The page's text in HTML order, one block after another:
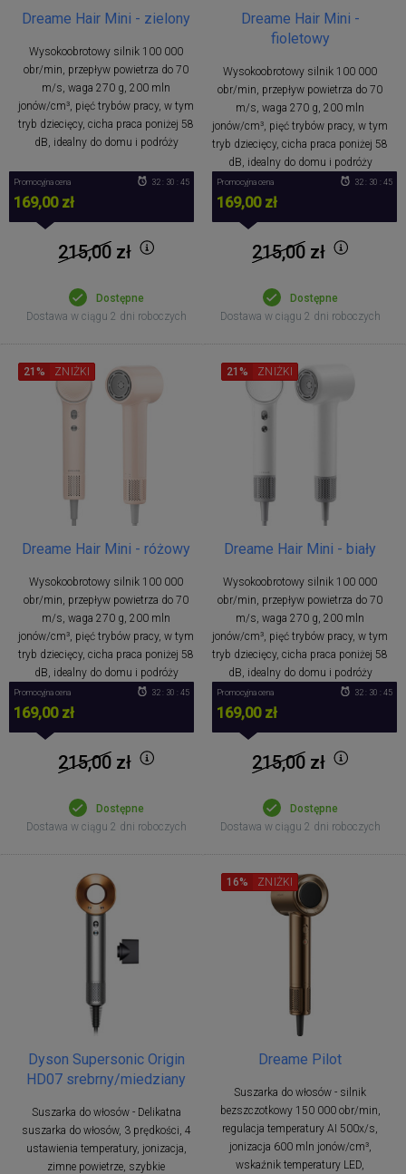
Dreame Hair Mini - zielony
Wysokoobrotowy silnik 100 000
obr/min, przepływ powietrza do 70
m/s, waga 270 g, 200 mln
jonów/cm³, pięć trybów pracy, w tym
tryb dziecięcy, cicha praca poniżej 58
dB, idealny do domu i podróży
Promocyjna cena
169,00 zł
32 : 30 : 44
215,00zł
Dostępne
Dostawa w ciągu 2 dni roboczych
Dreame Hair Mini -
fioletowy
Wysokoobrotowy silnik 100 000
obr/min, przepływ powietrza do 70
m/s, waga 270 g, 200 mln
jonów/cm³, pięć trybów pracy, w tym
tryb dziecięcy, cicha praca poniżej 58
dB, idealny do domu i podróży
Promocyjna cena
169,00 zł
32 : 30 : 44
215,00zł
Dostępne
Dostawa w ciągu 2 dni roboczych
Dreame Hair Mini - różowy
Wysokoobrotowy silnik 100 000
obr/min, przepływ powietrza do 70
m/s, waga 270 g, 200 mln
jonów/cm³, pięć trybów pracy, w tym
tryb dziecięcy, cicha praca poniżej 58
dB, idealny do domu i podróży
21% ZNIŻKI
Promocyjna cena
169,00 zł
32 : 30 : 44
215,00zł
Dostępne
Dostawa w ciągu 2 dni roboczych
Dreame Hair Mini - biały
Wysokoobrotowy silnik 100 000
obr/min, przepływ powietrza do 70
m/s, waga 270 g, 200 mln
jonów/cm³, pięć trybów pracy, w tym
tryb dziecięcy, cicha praca poniżej 58
dB, idealny do domu i podróży
21% ZNIŻKI
Promocyjna cena
169,00 zł
32 : 30 : 44
215,00zł
Dostępne
Dostawa w ciągu 2 dni roboczych
Dyson Supersonic Origin
HD07 srebrny/miedziany
Suszarka do włosów - Delikatna
suszarka do włosów, 3 prędkości, 4
ustawienia temperatury, jonizacja,
zimne powietrze, szybkie
Dreame Pilot
Suszarka do włosów - silnik
bezszczotkowy 150 000 obr/min,
regulacja temperatury AI 500x/s,
jonizacja 600 mln jonów/cm³,
wskaźnik temperatury LED,
16% ZNIŻKI